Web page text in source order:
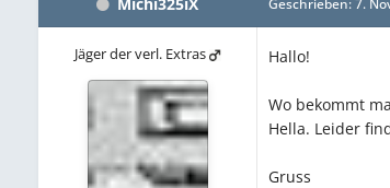
Michi325iX
Jäger der verl. Extras
Geschrieben:7.
Hallo!
Wo bekommt
Hella. Leider
Gruss